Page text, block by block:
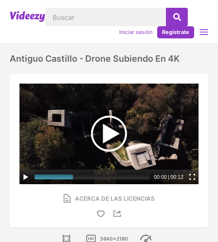
Iniciar sesión Regístrate
Antiguo Castillo - Drone Subiendo En 4K
00:00 | 00:12
ACERCA DE LAS LICENCIAS
3840x2160